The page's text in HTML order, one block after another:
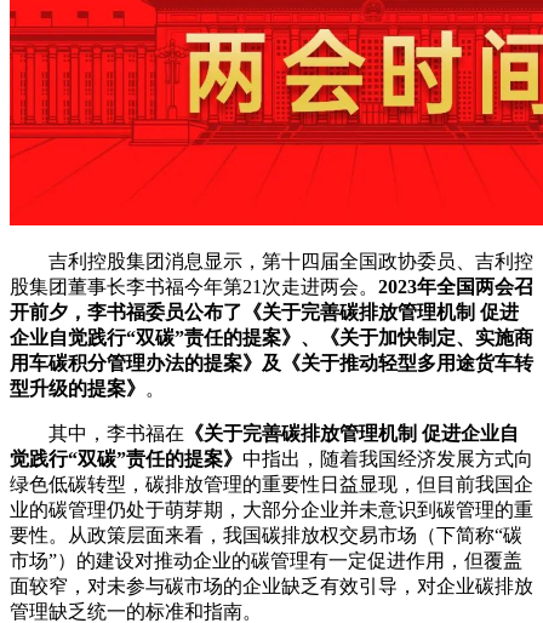
吉利控股集团消息显示，第十四届全国政协委员、吉利控
股集团董事长李书福今年第21次走进两会。 2023年全国两会召
开前夕，李书福委员公布了《关于完善碳排放管理机制 促进
企业自觉践行“双碳”责任的提案》、《关于加快制定、实施商
用车碳积分管理办法的提案》及《关于推动轻型多用途货车转
型升级的提案》 。
其中，李书福在 《关于完善碳排放管理机制 促进企业自
觉践行“双碳”责任的提案》 中指出，随着我国经济发展方式向
绿色低碳转型，碳排放管理的重要性日益显现，但目前我国企
业的碳管理仍处于萌芽期，大部分企业并未意识到碳管理的重
要性。从政策层面来看，我国碳排放权交易市场（下简称“碳
市场”）的建设对推动企业的碳管理有一定促进作用，但覆盖
面较窄，对未参与碳市场的企业缺乏有效引导，对企业碳排放
管理缺乏统一的标准和指南。